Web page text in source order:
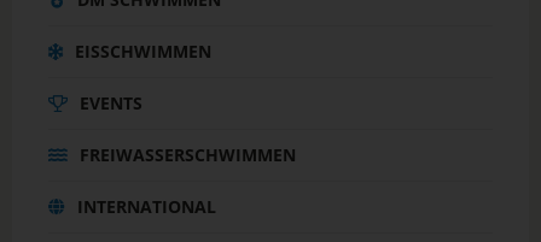
EISSCHWIMMEN
EVENTS
FREIWASSERSCHWIMMEN
INTERNATIONAL